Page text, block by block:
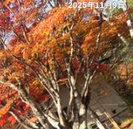
2025年11月9日